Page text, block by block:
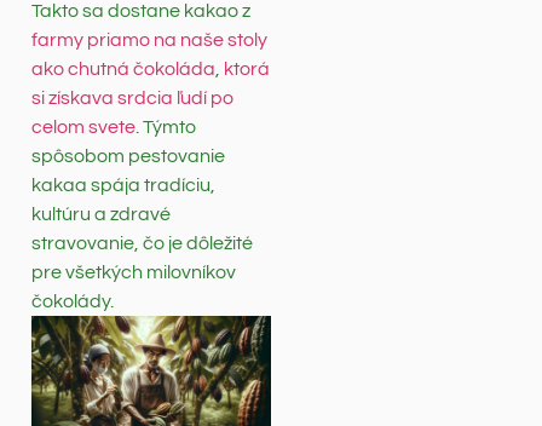
Takto sa dostane kakao z
farmy priamo na naše stoly
ako chutná čokoláda, ktorá
si získava srdcia ľudí po
celom svete. Týmto
spôsobom pestovanie
kakaa spája tradíciu,
kultúru a zdravé
stravovanie, čo je dôležité
pre všetkých milovníkov
čokolády.